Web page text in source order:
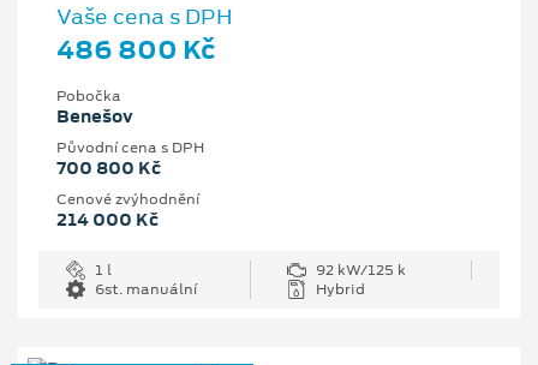
Vaše cena s DPH
486 800 Kč
Pobočka
Benešov
Původní cena s DPH
700 800 Kč
Cenové zvýhodnění
214 000 Kč
1 l
92 kW/125 k
6st. manuální
Hybrid